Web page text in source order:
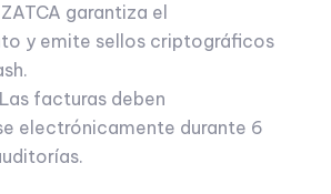
garantiza el
y emite sellos criptográficos
facturas deben
electrónicamente durante 6